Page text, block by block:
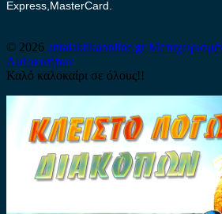
Express,MasterCard.
© 2026 antalaktikaonline.gr
Αυτοκινήτων
Καλό καλοκαίρι σε όλους!!